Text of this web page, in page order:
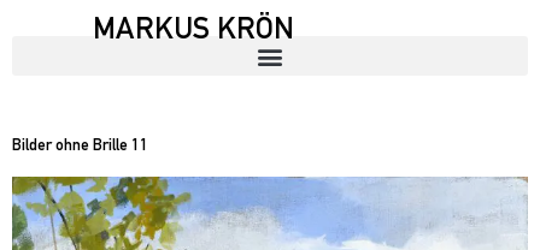
MARKUS KRÖN
Bilder ohne Brille 11